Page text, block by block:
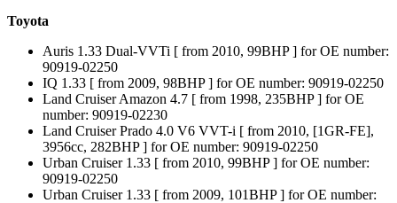
Toyota
Auris 1.33 Dual-VVTi [ from 2010, 99BHP ] for OE number:
90919-02250
IQ 1.33 [ from 2009, 98BHP ] for OE number: 90919-02250
Land Cruiser Amazon 4.7 [ from 1998, 235BHP ] for OE
number: 90919-02230
Land Cruiser Prado 4.0 V6 VVT-i [ from 2010, [1GR-FE],
3956cc, 282BHP ] for OE number: 90919-02250
Urban Cruiser 1.33 [ from 2010, 99BHP ] for OE number:
90919-02250
Urban Cruiser 1.33 [ from 2009, 101BHP ] for OE number: